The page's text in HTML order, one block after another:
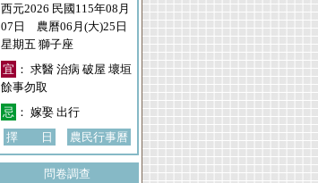
西元2026 民國115年08月
07日 農曆06月(大)25日
星期五 獅子座
宜 ： 求醫 治病 破屋 壞垣
餘事勿取
忌 ： 嫁娶 出行
擇 日
農民行事曆
問卷調查